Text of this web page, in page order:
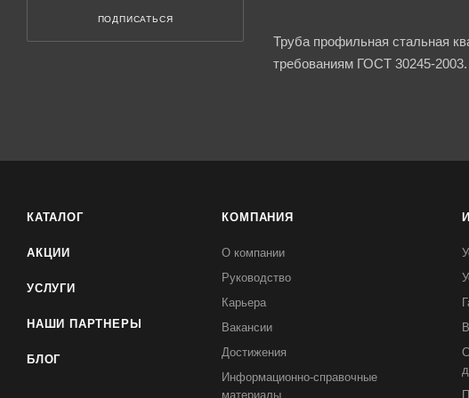
Труба профильная стальная
требованиям ГОСТ 30245-2003.
ПОДПИСАТЬСЯ
КАТАЛОГ
АКЦИИ
УСЛУГИ
НАШИ ПАРТНЕРЫ
БЛОГ
КОМПАНИЯ
О компании
Руководство
Карьера
Вакансии
Достижения
Информационно-справочные
материалы